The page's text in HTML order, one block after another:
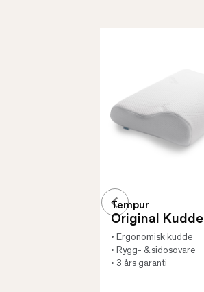
Tempur
Original Kudde
• Ergonomisk kudde
• Rygg- & sidosovare
• 3 års garanti